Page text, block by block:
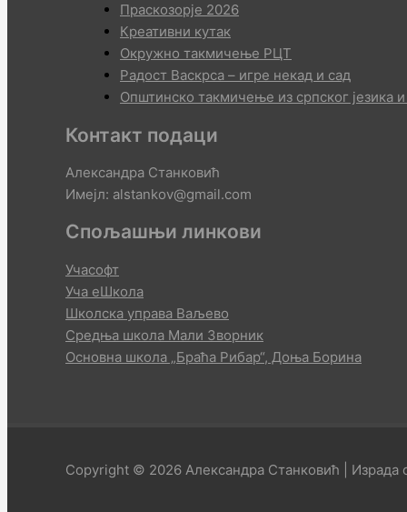
Праскозорје 2026
Креативни кутак
Окружно такмичење РЦТ
Радост Васкрса – игре некад и сад
Општинско такмичење из српског језика и
Контакт подаци
Александра Станковић
Имејл: alstankov@gmail.com
Спољашњи линкови
Учасофт
Уча еШкола
Школска управа Ваљево
Средња школа Мали Зворник
Основна школа „Браћа Рибар“, Доња Борина
Copyright © 2026 Александра Станковић | Израда